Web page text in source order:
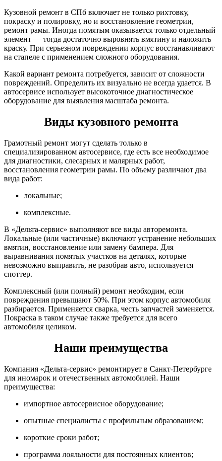
Кузовной ремонт в СПб включает не только рихтовку,
покраску и полировку, но и восстановление геометрии,
ремонт рамы. Иногда помятым оказывается только отдельный
элемент — тогда достаточно выровнять вмятину и наложить
краску. При серьезном повреждении корпус восстанавливают
на стапеле с применением сложного оборудования.
Какой вариант ремонта потребуется, зависит от сложности
повреждений. Определить их визуально не всегда удается. В
автосервисе использует высокоточное диагностическое
оборудование для выявления масштаба ремонта.
Виды кузовного ремонта
Грамотный ремонт могут сделать только в
специализированном автосервисе, где есть все необходимое
для диагностики, слесарных и малярных работ,
восстановления геометрии рамы. По объему различают два
вида работ:
локальные;
комплексные.
В «Дельта-сервис» выполняют все виды авторемонта.
Локальные (или частичные) включают устранение небольших
вмятин, восстановление или замену бампера. Для
выравнивания помятых участков на деталях, которые
невозможно выправить, не разобрав авто, используется
споттер.
Комплексный (или полный) ремонт необходим, если
повреждения превышают 50%. При этом корпус автомобиля
разбирается. Применяется сварка, честь запчастей заменяется.
Покраска в таком случае также требуется для всего
автомобиля целиком.
Наши преимущества
Компания «Дельта-сервис» ремонтирует в Санкт-Петербурге
для иномарок и отечественных автомобилей. Наши
преимущества:
импортное автосервисное оборудование;
опытные специалисты с профильным образованием;
короткие сроки работ;
программа лояльности для постоянных клиентов;